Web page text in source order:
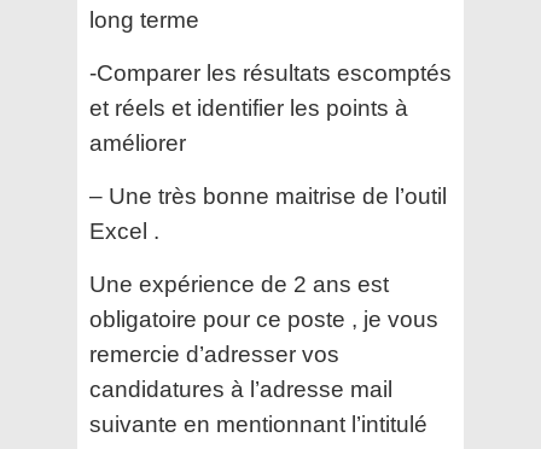
long terme
-Comparer les résultats escomptés
et réels et identifier les points à
améliorer
– Une très bonne maitrise de l’outil
Excel .
Une expérience de 2 ans est
obligatoire pour ce poste , je vous
remercie d’adresser vos
candidatures à l’adresse mail
suivante en mentionnant l’intitulé